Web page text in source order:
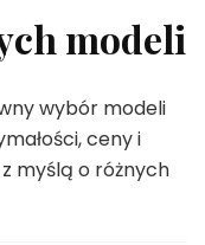
modeli
wybór modeli
ceny i
myślą o różnych